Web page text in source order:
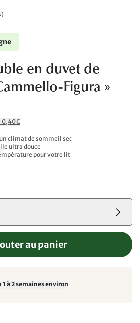
)
en duvet de
Figura »
0,40€
climat de sommeil sec
ultra douce
pour votre lit
au panier
à 2 semaines environ